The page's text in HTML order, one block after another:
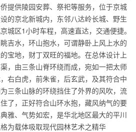
提供陵园安葬、祭祀等服务，位于京城
的京北新城内，东邻八达岭长城、野生
城区1小时车程，高速直达，交通便捷。
吉水，环山抱水，可谓静卧上风上水的
宝地，财丁双旺的福地。在总体设计上
，由三条山脊环绕而成，宛如一把太师
右白虎，前朱雀，后玄武，及其符合中
三条山脉的环绕挡住了外界的风吹，流
了，正好符合山环水抱，藏风纳气的要
雅、气势如宏，是华北地区最大的平川
为载体吸取现代园林艺术之精华